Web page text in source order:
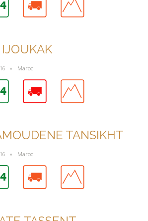
» Maroc
TANSIKHT
» Maroc